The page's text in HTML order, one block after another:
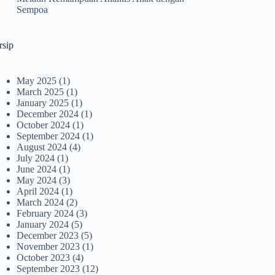
Sempoa
May 2025 (1)
March 2025 (1)
January 2025 (1)
December 2024 (1)
October 2024 (1)
September 2024 (1)
August 2024 (4)
July 2024 (1)
June 2024 (1)
May 2024 (3)
April 2024 (1)
March 2024 (2)
February 2024 (3)
January 2024 (5)
December 2023 (5)
November 2023 (1)
October 2023 (4)
September 2023 (12)